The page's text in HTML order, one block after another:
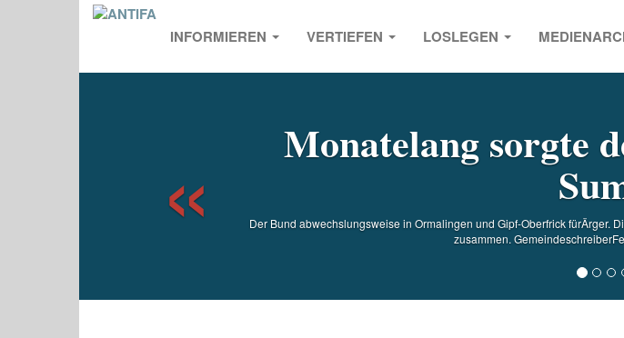
INFORMIEREN VERTIEFEN LOSLEGEN
Monatelang sorgte
Der Bund abwechslungsweise in Ormalingen und Gipf-Oberfrick fürÄrger.
zusammen.
Previous